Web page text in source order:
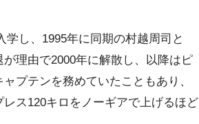
し、1995年に同期の村越周司と
理由で2000年に解散し、以降はピ
プテンを務めていたこともあり、
ス120キロをノーギアで上げるほど